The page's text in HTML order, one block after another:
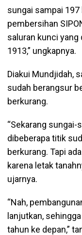
sungai sampai 197
pembersihan
saluran kunci yang
1913,” ungkapnya.
Diakui Mundjidah,
sudah berangsur
berkurang.
“Sekarang
dibeberapa titik
berkurang. Tapi
karena letak
ujarnya.
“Nah,
lanjutkan,
tahun ke depan,”